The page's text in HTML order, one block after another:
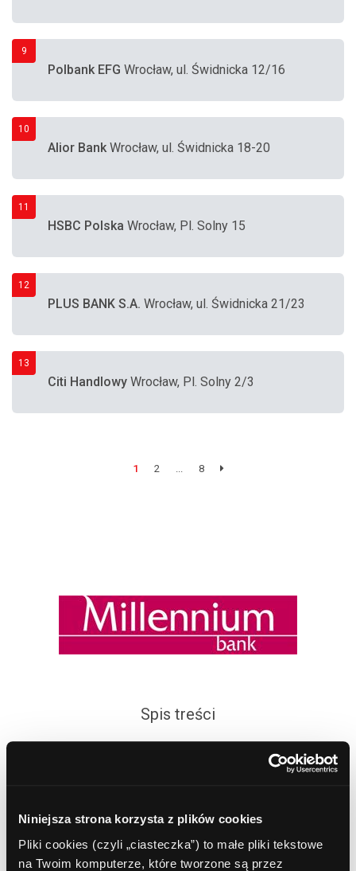
Niniejsza strona korzysta z plików cookies
Pliki cookies (czyli „ciasteczka”) to małe pliki tekstowe
na Twoim komputerze, które tworzone są przez
Spis treści
9
Polbank EFG Wrocław, ul. Świdnicka 12/16
10
Alior BankWrocław, ul. Świdnicka 18-20
11
HSBC Polska Wrocław, Pl. Solny 15
12
PLUS BANK S.A. Wrocław, ul. Świdnicka 21/23
13
Citi Handlowy Wrocław, Pl. Solny 2/3
1 2 ... 8